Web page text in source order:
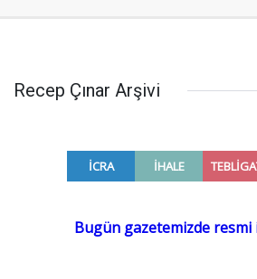
Recep Çınar Arşivi